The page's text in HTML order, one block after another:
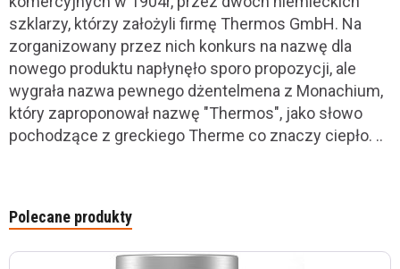
szklarzy, którzy założyli firmę Thermos GmbH. Na
zorganizowany przez nich konkurs na nazwę dla
nowego produktu napłynęło sporo propozycji, ale
wygrała nazwa pewnego dżentelmena z Monachium,
który zaproponował nazwę "Thermos", jako słowo
pochodzące z greckiego Therme co znaczy ciepło. ..
Polecane produkty